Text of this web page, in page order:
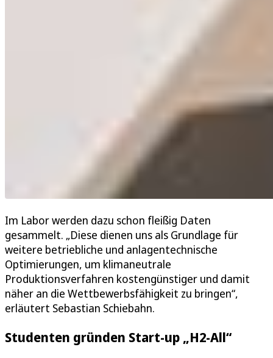
Im Labor werden dazu schon fleißig Daten
gesammelt. „Diese dienen uns als Grundlage für
weitere betriebliche und anlagentechnische
Optimierungen, um klimaneutrale
Produktionsverfahren kostengünstiger und damit
näher an die Wettbewerbsfähigkeit zu bringen“,
erläutert Sebastian Schiebahn.
Studenten gründen Start-up „H2-All“